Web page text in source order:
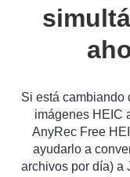
Si está cambiando
imágenes HEIC
AnyRec Free
ayudarlo a
archivos por día) a